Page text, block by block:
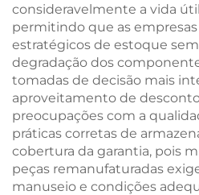
consideravelmente a vida
permitindo que as
estratégicos de estoque
degradação dos
tomadas de decisão mais
aproveitamento de
preocupações com a
práticas corretas de
cobertura da garantia, pois
peças remanufaturadas
manuseio e condições